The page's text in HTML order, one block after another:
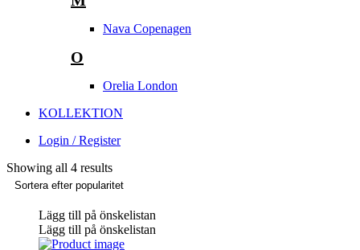
Nava Copenagen
O
Orelia London
KOLLEKTION
Login / Register
Showing all 4 results
Lägg till på önskelistan
Lägg till på önskelistan